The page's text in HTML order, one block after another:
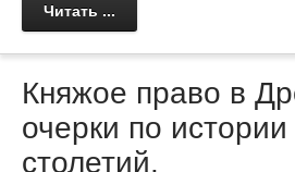
Читать ...
Княжое право в
очерки по
столетий.